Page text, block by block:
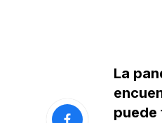
La
puede